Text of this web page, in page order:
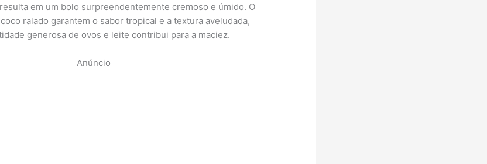
em um bolo surpreendentemente cremoso e úmido. O
ralado garantem o sabor tropical e a textura aveludada,
generosa de ovos e leite contribui para a maciez.
Anúncio